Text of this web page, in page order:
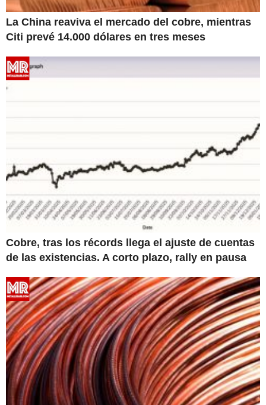
La China reaviva el mercado del cobre, mientras
Citi prevé 14.000 dólares en tres meses
Cobre, tras los récords llega el ajuste de cuentas
de las existencias. A corto plazo, rally en pausa